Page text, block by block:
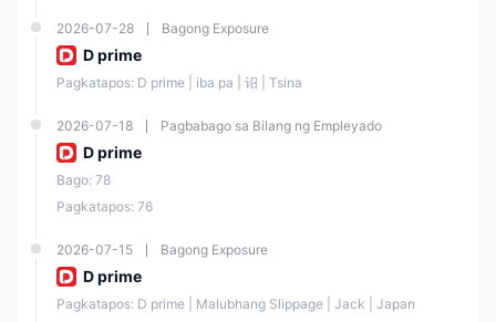
para sa kumprehensibong pagsusuri ng merkado at automated trading.
Totoo ba ang Doo Prime?
Oo, ang Doo Prime ay legal na nag-ooperate sa iba't ibang
hurisdiksyon, dahil ito ay sumasailalim sa regulasyon mula sa iba't
ibang regulatory authorities, FSA (Financial Services Authority) sa
Seychelles, FINRA (Financial Industry Regulatory Authority), LFSA
(Labuan Financial Services Authority), VFSC (Vanuatu Financial
Commission).
Regul
ated
Count
Autho
Entity
e Type
Numb
2026-07-28 Bagong Exposure
D prime
Pagkatapos: D prime | iba pa | 诏 | Tsina
2026-07-18 Pagbabago sa Bilang ng Empleyado
D prime
Bago: 78
Pagkatapos: 76
2026-07-15 Bagong Exposure
D prime
Pagkatapos: D prime | Malubhang Slippage | Jack | Japan